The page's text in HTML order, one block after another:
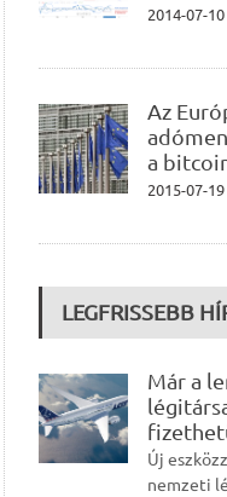
2014-07-10
Az
a
2015-07-19
LEGFRISSEBB
Már a
Új
nemzeti